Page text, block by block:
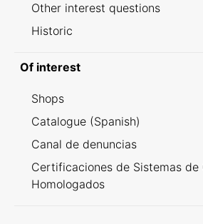
Other interest questions
Historic
Of interest
Shops
Catalogue (Spanish)
Canal de denuncias
Certificaciones de Sistemas de
Homologados